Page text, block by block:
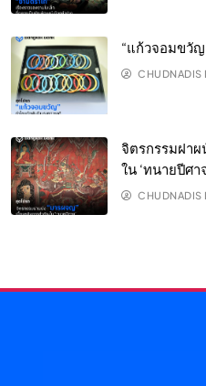
“แก้วจอมขวั
CHUDNADIS
จิตรกรรมฝาผ
ใน ‘ทนายปีศา
CHUDNADIS